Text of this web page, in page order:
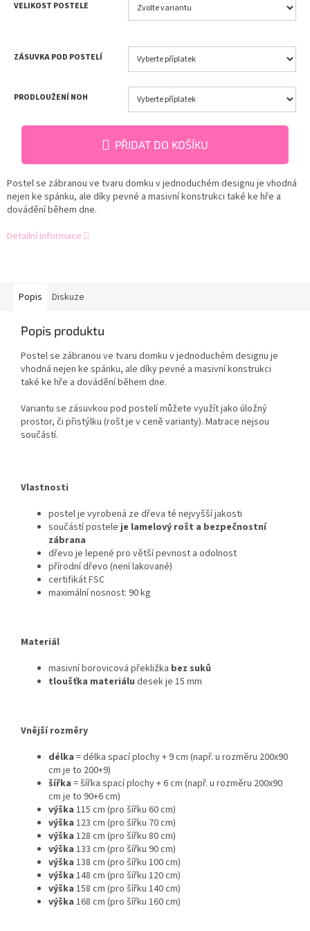
VELIKOST POSTELE
ZÁSUVKA POD POSTELÍ
PRODLOUŽENÍ NOH
PŘIDAT DO KOŠÍKU
Postel se zábranou ve tvaru domku v jednoduchém designu je vhodná
nejen ke spánku, ale díky pevné a masivní konstrukci také ke hře a
dovádění během dne.
Detailní informace
Popis Diskuze
Popis produktu
Postel se zábranou ve tvaru domku v jednoduchém designu je
vhodná nejen ke spánku, ale díky pevné a masivní konstrukci
také ke hře a dovádění během dne.
Variantu se zásuvkou pod postelí můžete využít jako úložný
prostor, či přistýlku (rošt je v ceně varianty). Matrace nejsou
součástí.
Vlastnosti
postel je vyrobená ze dřeva té nejvyšší jakosti
součástí posteleje lamelový rošt a bezpečnostní
zábrana
dřevo je lepené pro větší pevnost a odolnost
přírodní dřevo (není lakované)
certifikát FSC
maximální nosnost: 90 kg
Materiál
masivní borovicová překližka bez suků
tloušťka materiálu desek je 15 mm
Vnější rozměry
délka = délka spací plochy + 9 cm (např. u rozměru 200x90
cm je to 200+9)
šířka = šířka spací plochy + 6 cm (např. u rozměru 200x90
cm je to 90+6 cm)
výška 115 cm (pro šířku 60 cm)
výška 123 cm (pro šířku 70 cm)
výška 128 cm (pro šířku 80 cm)
výška 133 cm (pro šířku 90 cm)
výška 138 cm (pro šířku 100 cm)
výška 148 cm (pro šířku 120 cm)
výška 158 cm (pro šířku 140 cm)
výška 168 cm (pro šířku 160 cm)